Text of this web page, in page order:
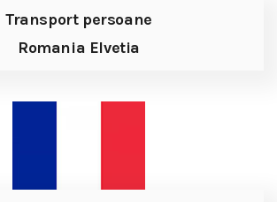
Transport persoane
Romania Elvetia